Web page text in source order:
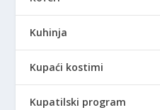
Kuhinja
Kupaći kostimi
Kupatilski program